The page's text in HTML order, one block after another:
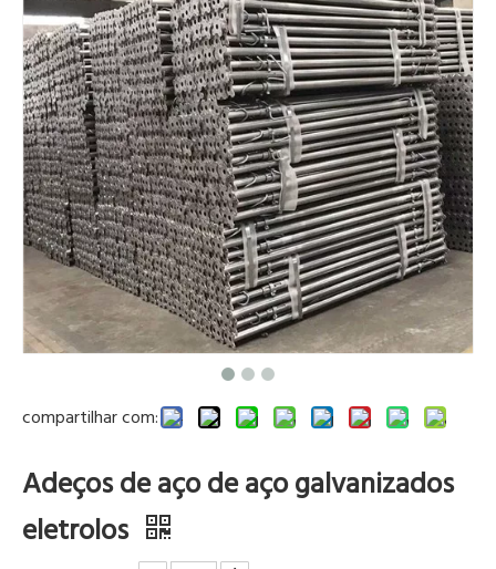
compartilhar com:
Adeços de aço de aço galvanizados
eletrolos